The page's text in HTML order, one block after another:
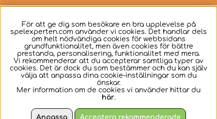
Svenska
För att ge dig som besökare en bra upplevelse på
spelexperten.com använder vi cookies. Det handlar dels
om helt nödvändiga cookies för webbsidans
grundfunktionalitet, men även cookies för bättre
prestanda, personalisering, funktionalitet med mera.
Vi rekommenderar att du accepterar samtliga typer av
cookies. Det är dock du som bestämmer och du kan själv
välja att anpassa dina cookie-inställningar som du
önskar.
Mer information om de cookies vi använder hittar du
här.
Anpassa Acceptera rekommenderade